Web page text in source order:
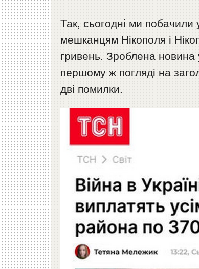
Так, сьогодні ми побачили
мешканцям Нікополя і
гривень. Зроблена новина
першому ж погляді на
дві помилки.